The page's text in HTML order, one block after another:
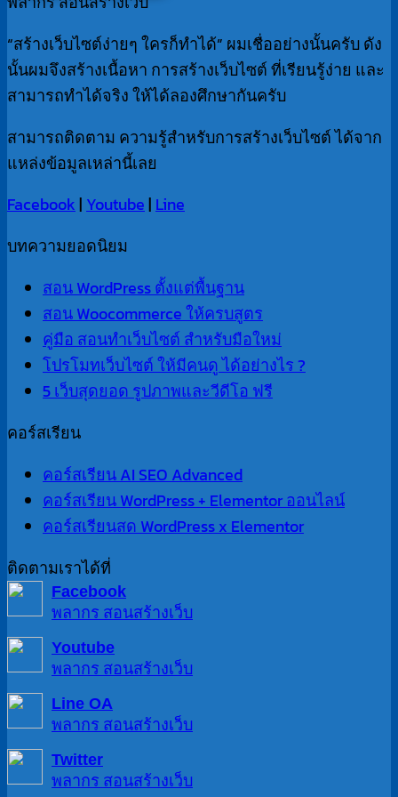
“สร้างเว็บไซต์ง่ายๆ ใครก็ทำได้” ผมเชื่ออย่างนั้นครับ ดัง
นั้นผมจึงสร้างเนื้อหา การสร้างเว็บไซต์ ที่เรียนรู้ง่าย และ
สามารถทำได้จริง ให้ได้ลองศึกษากันครับ
สามารถติดตาม ความรู้สำหรับการสร้างเว็บไซต์ ได้จาก
แหล่งข้อมูลเหล่านี้เลย
Facebook|Youtube|Line
บทความยอดนิยม
สอน WordPress ตั้งแต่พื้นฐาน
สอน Woocommerce ให้ครบสูตร
คู่มือ สอนทำเว็บไซต์ สำหรับมือใหม่
โปรโมทเว็บไซต์ ให้มีคนดู ได้อย่างไร ?
5 เว็บสุดยอด รูปภาพและวีดีโอ ฟรี
คอร์สเรียน
คอร์สเรียน AI SEO Advanced
คอร์สเรียน WordPress + Elementor ออนไลน์
คอร์สเรียนสด WordPress x Elementor
ติดตามเราได้ที่
Facebook
พลากร สอนสร้างเว็บ
Youtube
พลากร สอนสร้างเว็บ
Line OA
พลากร สอนสร้างเว็บ
Twitter
พลากร สอนสร้างเว็บ